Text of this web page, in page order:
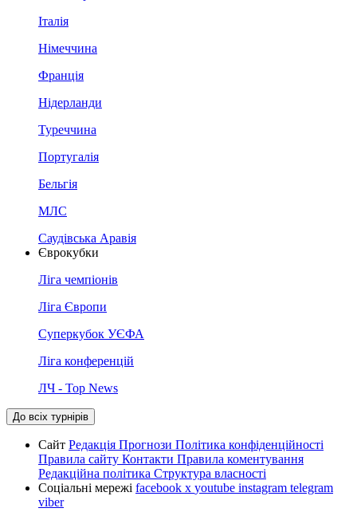
Італія
Німеччина
Франція
Нідерланди
Туреччина
Португалія
Бельгія
МЛС
Саудівська Аравія
Єврокубки
Ліга чемпіонів
Ліга Європи
Суперкубок УЄФА
Ліга конференцій
ЛЧ - Top News
До всіх турнірів
Сайт Редакція Прогнози Політика конфіденційності
Правила сайту Контакти Правила коментування
Редакційна політика Структура власності
Соціальні мережі facebook x youtube instagram telegram
viber